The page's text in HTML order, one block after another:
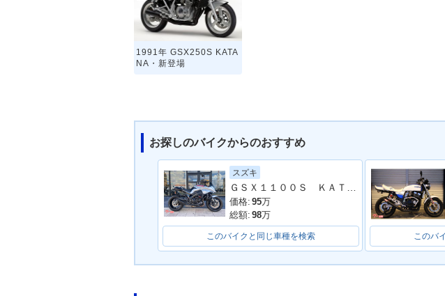
1991年 GSX250S KATA
NA・新登場
お探しのバイクからのおすすめ
スズキ
価格: 95万
総額: 98万
このバイクと同じ車種を検索 このバ